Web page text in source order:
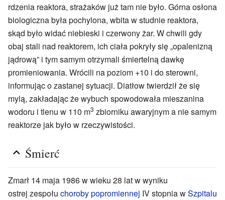
rdzenia reaktora, strażaków już tam nie było. Górna osłona
biologiczna była pochylona, ​​wbita w studnie reaktora,
skąd było widać niebieski i czerwony żar. W chwili gdy
obaj stali nad reaktorem, ich ciała pokryły się „opalenizną
jądrową” i tym samym otrzymali śmiertelną dawkę
promieniowania. Wrócili na poziom +10 i do sterowni,
informując o zastanej sytuacji. Diatłow twierdził że się
mylą, zakładając że wybuch spowodowała mieszanina
wodoru i tlenu w 110 m3 zbiorniku awaryjnym a nie samym
reaktorze jak było w rzeczywistości.
Śmierć
Zmarł 14 maja 1986 w wieku 28 lat w wyniku
ostrej zespołu choroby popromiennej IV stopnia wSzpitalu